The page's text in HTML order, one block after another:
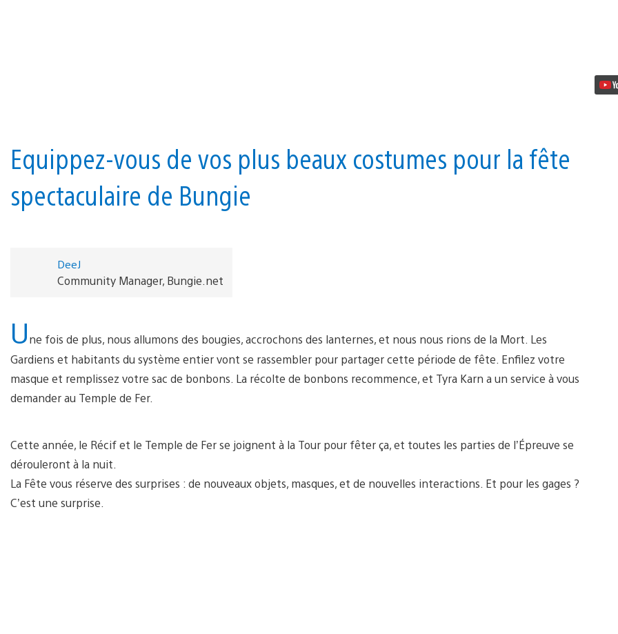
Equippez-vous de vos plus beaux costumes pour la fête
spectaculaire de Bungie
DeeJ
Community Manager, Bungie.net
Une fois de plus, nous allumons des bougies, accrochons des lanternes, et nous nous rions de la Mort. Les
Gardiens et habitants du système entier vont se rassembler pour partager cette période de fête. Enfilez votre
masque et remplissez votre sac de bonbons. La récolte de bonbons recommence, et Tyra Karn a un service à vous
demander au Temple de Fer.
Cette année, le Récif et le Temple de Fer se joignent à la Tour pour fêter ça, et toutes les parties de l’Épreuve se
dérouleront à la nuit.
La Fête vous réserve des surprises : de nouveaux objets, masques, et de nouvelles interactions. Et pour les gages ?
C’est une surprise.